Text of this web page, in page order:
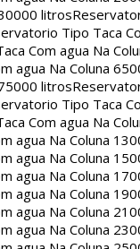
litros
Tipo Taca
Com agua Na
agua Na Coluna
litros
Tipo Taca
Com agua Na
agua Na Coluna
agua Na Coluna
agua Na Coluna
agua Na Coluna
agua Na Coluna
agua Na Coluna